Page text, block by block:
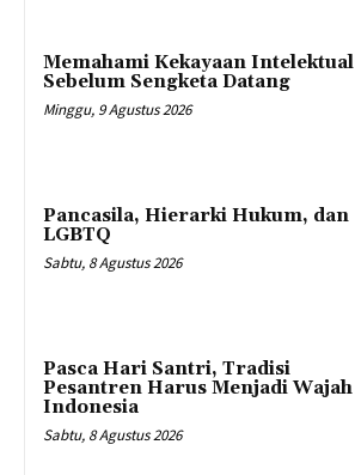
Memahami Kekayaan Intelektual
Sebelum Sengketa Datang
Minggu, 9 Agustus 2026
Pancasila, Hierarki Hukum, dan
LGBTQ
Sabtu, 8 Agustus 2026
Pasca Hari Santri, Tradisi
Pesantren Harus Menjadi Wajah
Indonesia
Sabtu, 8 Agustus 2026